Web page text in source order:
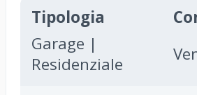
Tipologia
Garage |
Residenziale